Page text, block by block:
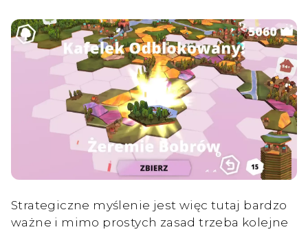
Strategiczne myślenie jest więc tutaj bardzo
ważne i mimo prostych zasad trzeba kolejne